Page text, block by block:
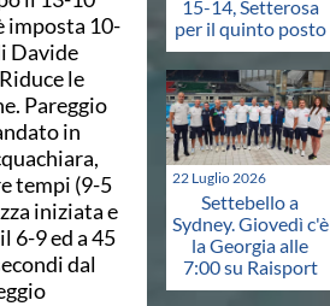
imposta 10-
Davide
le
Pareggio
in
tempi (9-5
iniziata e
6-9 ed a 45
dal
15-14, Setterosa
per il quinto posto
22 Luglio 2026
Settebello a
Sydney. Giovedì c'è
la Georgia alle
7:00 su Raisport